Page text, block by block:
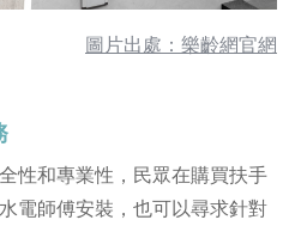
圖片出處：樂齡網官網
和專業性，民眾在購買扶手
電師傅安裝，也可以尋求針對